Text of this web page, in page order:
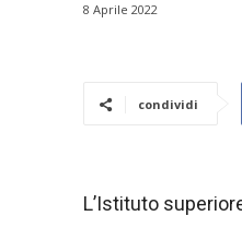
8 Aprile 2022
condividi
L’Istituto